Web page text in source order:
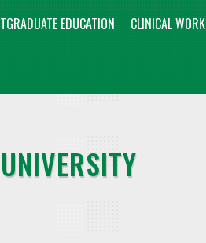
EDUCATION CLINICAL WORK